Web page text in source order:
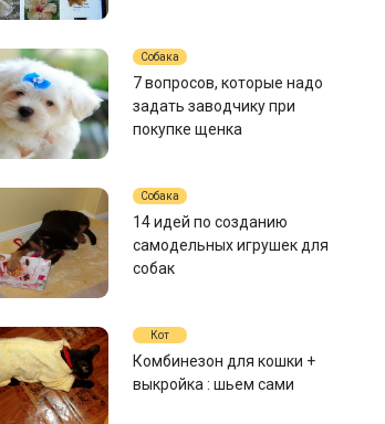
Собака
7 вопросов, которые надо
задать заводчику при
покупке щенка
Собака
14 идей по созданию
самодельных игрушек для
собак
Кот
Комбинезон для кошки +
выкройка : шьем сами